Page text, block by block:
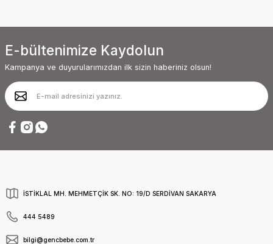
E-bültenimize Kaydolun
Kampanya ve duyurularımızdan ilk sizin haberiniz olsun!
İSTİKLAL MH. MEHMETÇİK SK. NO: 19/D SERDİVAN SAKARYA
444 5489
bilgi@gencbebe.com.tr